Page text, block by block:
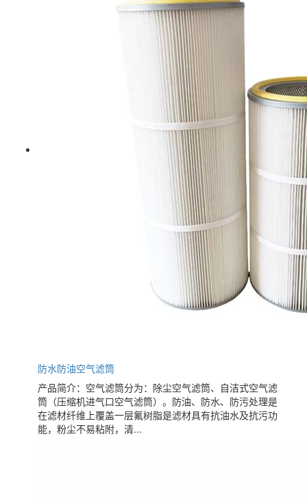
防水防油空气滤筒
产品简介：空气滤筒分为：除尘空气滤筒、自洁式空气滤
筒（压缩机进气口空气滤筒）。防油、防水、防污处理是
在滤材纤维上覆盖一层氟树脂是滤材具有抗油水及抗污功
能，粉尘不易粘附，清...